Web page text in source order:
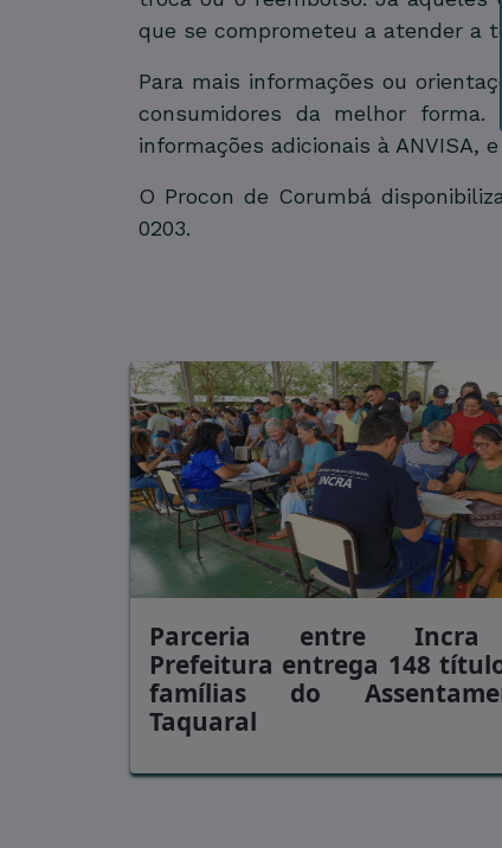
que se comprometeu a atender a
Para mais informações ou
consumidores da melhor forma.
informações adicionais à ANVISA,
O Procon de Corumbá
0203.
Parceria entre
Prefeitura entrega 148
famílias do
Taquaral